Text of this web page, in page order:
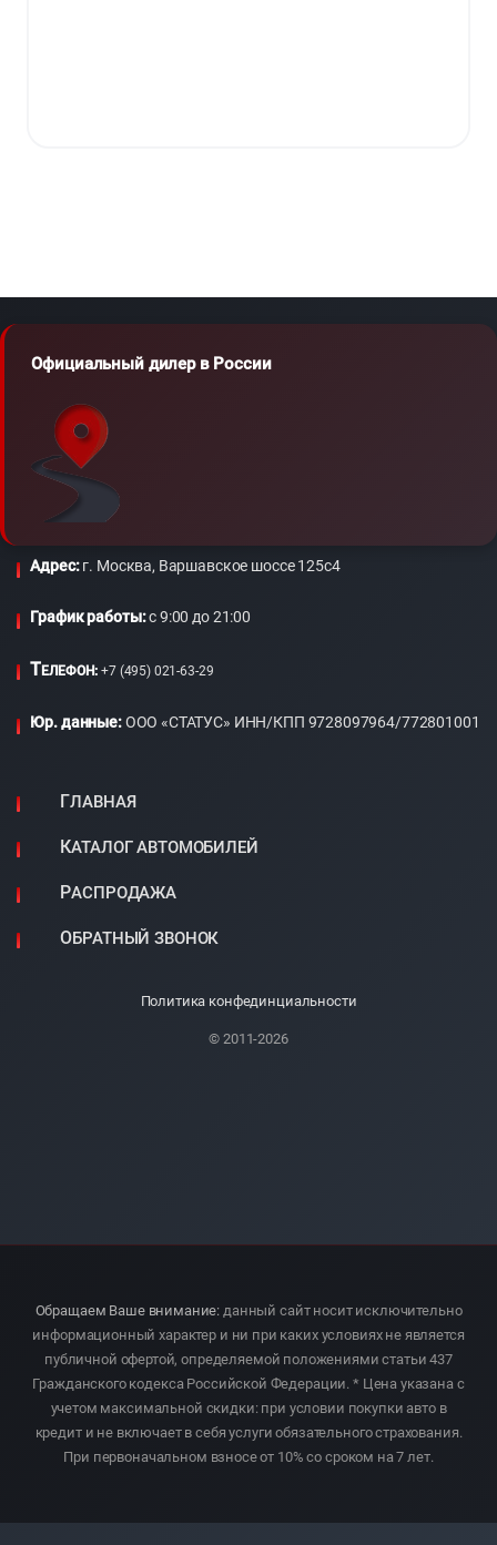
Официальный дилер в России
Адрес:г. Москва, Варшавское шоссе 125с4
График работы:c 9:00 до 21:00
ТЕЛЕФОН: +7 (495) 021-63-29
Юр. данные:ООО «СТАТУС» ИНН/КПП 9728097964/772801001
ГЛАВНАЯ
КАТАЛОГ АВТОМОБИЛЕЙ
РАСПРОДАЖА
ОБРАТНЫЙ ЗВОНОК
Политика конфединциальности
© 2011-2026
Обращаем Ваше внимание:данный сайт носит исключительно
информационный характер и ни при каких условиях не является
публичной офертой, определяемой положениями статьи 437
Гражданского кодекса Российской Федерации. * Цена указана с
учетом максимальной скидки: при условии покупки авто в
кредит и не включает в себя услуги обязательного страхования.
При первоначальном взносе от 10% со сроком на 7 лет.